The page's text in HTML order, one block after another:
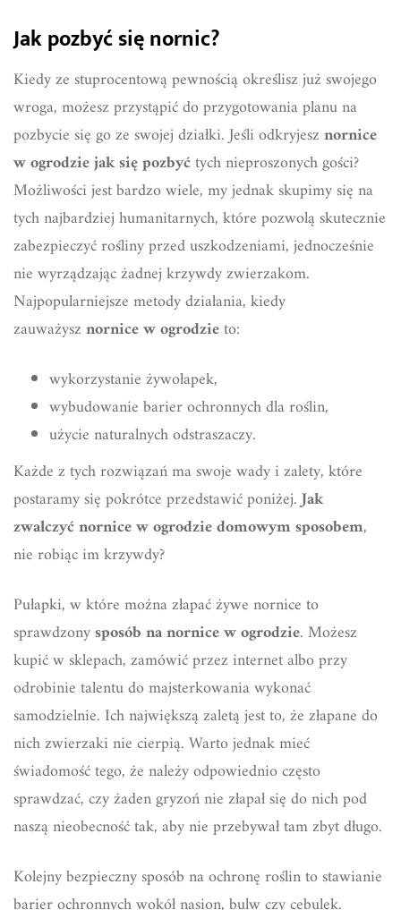
Jak pozbyć się nornic?
Kiedy ze stuprocentową pewnością określisz już swojego
wroga, możesz przystąpić do przygotowania planu na
pozbycie się go ze swojej działki. Jeśli odkryjesznornice
w ogrodzie jak się pozbyćtych nieproszonych gości?
Możliwości jest bardzo wiele, my jednak skupimy się na
tych najbardziej humanitarnych, które pozwolą skutecznie
zabezpieczyć rośliny przed uszkodzeniami, jednocześnie
nie wyrządzając żadnej krzywdy zwierzakom.
Najpopularniejsze metody działania, kiedy
zauważysznornice w ogrodzieto:
wykorzystanie żywołapek,
wybudowanie barier ochronnych dla roślin,
użycie naturalnych odstraszaczy.
Każde z tych rozwiązań ma swoje wady i zalety, które
postaramy się pokrótce przedstawić poniżej.Jak
zwalczyć nornice w ogrodzie domowym sposobem,
nie robiąc im krzywdy?
Pułapki, w które można złapać żywe nornice to
sprawdzonysposób na nornice w ogrodzie. Możesz
kupić w sklepach, zamówić przez internet albo przy
odrobinie talentu do majsterkowania wykonać
samodzielnie. Ich największą zaletą jest to, że złapane do
nich zwierzaki nie cierpią. Warto jednak mieć
świadomość tego, że należy odpowiednio często
sprawdzać, czy żaden gryzoń nie złapał się do nich pod
naszą nieobecność tak, aby nie przebywał tam zbyt długo.
Kolejny bezpieczny sposób na ochronę roślin to stawianie